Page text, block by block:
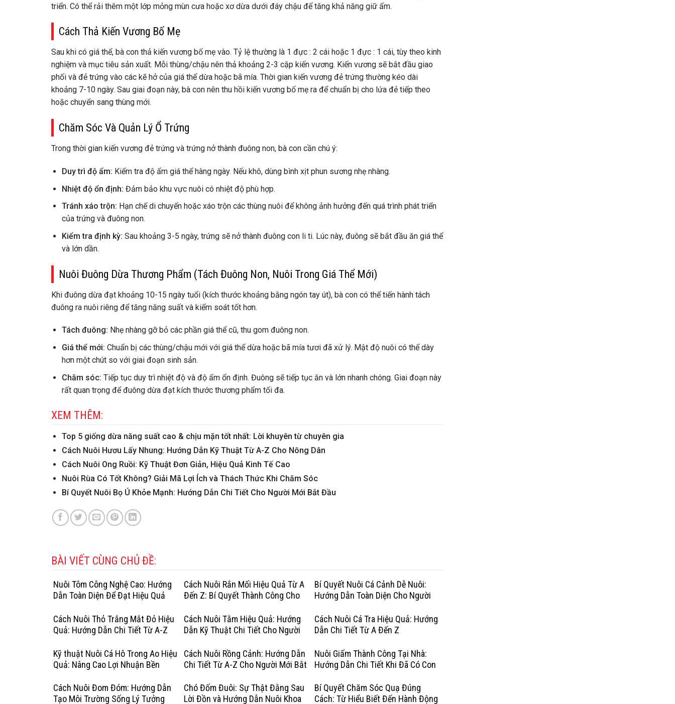
triển. Có thể rải thêm một lớp mỏng mùn cưa hoặc xơ dừa dưới đáy chậu để tăng khả năng giữ ẩm.
Cách Thả Kiến Vương Bố Mẹ
Sau khi có giá thể, bà con thả kiến vương bố mẹ vào. Tỷ lệ thường là 1 đực : 2 cái hoặc 1 đực : 1 cái, tùy theo kinh
nghiệm và mục tiêu sản xuất. Mỗi thùng/chậu nên thả khoảng 2-3 cặp kiến vương. Kiến vương sẽ bắt đầu giao
phối và đẻ trứng vào các kẽ hở của giá thể dừa hoặc bã mía. Thời gian kiến vương đẻ trứng thường kéo dài
khoảng 7-10 ngày. Sau giai đoạn này, bà con nên thu hồi kiến vương bố mẹ ra để chuẩn bị cho lứa đẻ tiếp theo
hoặc chuyển sang thùng mới.
Chăm Sóc Và Quản Lý Ổ Trứng
Trong thời gian kiến vương đẻ trứng và trứng nở thành đuông non, bà con cần chú ý:
Duy trì độ ẩm: Kiểm tra độ ẩm giá thể hàng ngày. Nếu khô, dùng bình xịt phun sương nhẹ nhàng.
Nhiệt độ ổn định: Đảm bảo khu vực nuôi có nhiệt độ phù hợp.
Tránh xáo trộn: Hạn chế di chuyển hoặc xáo trộn các thùng nuôi để không ảnh hưởng đến quá trình phát triển
của trứng và đuông non.
Kiểm tra định kỳ: Sau khoảng 3-5 ngày, trứng sẽ nở thành đuông con li ti. Lúc này, đuông sẽ bắt đầu ăn giá thể
và lớn dần.
Nuôi Đuông Dừa Thương Phẩm (Tách Đuông Non, Nuôi Trong Giá Thể Mới)
Khi đuông dừa đạt khoảng 10-15 ngày tuổi (kích thước khoảng bằng ngón tay út), bà con có thể tiến hành tách
đuông ra nuôi riêng để tăng năng suất và kiểm soát tốt hơn.
Tách đuông: Nhẹ nhàng gỡ bỏ các phần giá thể cũ, thu gom đuông non.
Giá thể mới: Chuẩn bị các thùng/chậu mới với giá thể dừa hoặc bã mía tươi đã xử lý. Mật độ nuôi có thể dày
hơn một chút so với giai đoạn sinh sản.
Chăm sóc: Tiếp tục duy trì nhiệt độ và độ ẩm ổn định. Đuông sẽ tiếp tục ăn và lớn nhanh chóng. Giai đoạn này
rất quan trọng để đuông dừa đạt kích thước thương phẩm tối đa.
XEM THÊM:
Top 5 giống dừa năng suất cao & chịu mặn tốt nhất: Lời khuyên từ chuyên gia
Cách Nuôi Hươu Lấy Nhung: Hướng Dẫn Kỹ Thuật Từ A-Z Cho Nông Dân
Cách Nuôi Ong Ruồi: Kỹ Thuật Đơn Giản, Hiệu Quả Kinh Tế Cao
Nuôi Rùa Có Tốt Không? Giải Mã Lợi Ích và Thách Thức Khi Chăm Sóc
Bí Quyết Nuôi Bọ Ú Khỏe Mạnh: Hướng Dẫn Chi Tiết Cho Người Mới Bắt Đầu
BÀI VIẾT CÙNG CHỦ ĐỀ:
Nuôi Tôm Công Nghệ Cao: Hướng
Dẫn Toàn Diện Để Đạt Hiệu Quả
Cách Nuôi Rắn Mối Hiệu Quả Từ A
Đến Z: Bí Quyết Thành Công Cho
Bí Quyết Nuôi Cá Cảnh Dễ Nuôi:
Hướng Dẫn Toàn Diện Cho Người
Cách Nuôi Thỏ Trắng Mắt Đỏ Hiệu
Quả: Hướng Dẫn Chi Tiết Từ A-Z
Cách Nuôi Tằm Hiệu Quả: Hướng
Dẫn Kỹ Thuật Chi Tiết Cho Người
Cách Nuôi Cá Tra Hiệu Quả: Hướng
Dẫn Chi Tiết Từ A Đến Z
Kỹ thuật Nuôi Cá Hô Trong Ao Hiệu
Quả: Nâng Cao Lợi Nhuận Bền
Cách Nuôi Rồng Cảnh: Hướng Dẫn
Chi Tiết Từ A-Z Cho Người Mới Bắt
Nuôi Giấm Thành Công Tại Nhà:
Hướng Dẫn Chi Tiết Khi Đã Có Con
Cách Nuôi Đom Đóm: Hướng Dẫn
Tạo Môi Trường Sống Lý Tưởng
Chó Đốm Đuôi: Sự Thật Đằng Sau
Lời Đồn và Hướng Dẫn Nuôi Khoa
Bí Quyết Chăm Sóc Quạ Đúng
Cách: Từ Hiểu Biết Đến Hành Động